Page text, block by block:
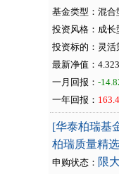
基金类型：混合
投资风格：成长
投资标的：灵活
最新净值：
一月回报： -
一年回报：
[华泰柏瑞基
柏瑞质量精
申购状态： 限